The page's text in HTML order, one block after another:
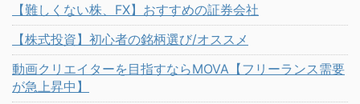
【難しくない株、FX】おすすめの証券会社
【株式投資】初心者の銘柄選び/オススメ
動画クリエイターを目指すならMOVA【フリーランス需要
が急上昇中】